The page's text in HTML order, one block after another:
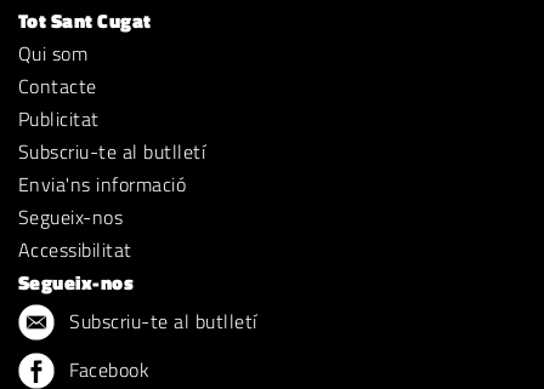
Tot Sant Cugat
Qui som
Contacte
Publicitat
Subscriu-te al butlletí
Envia'ns informació
Segueix-nos
Accessibilitat
Segueix-nos
Subscriu-te al butlletí
Facebook